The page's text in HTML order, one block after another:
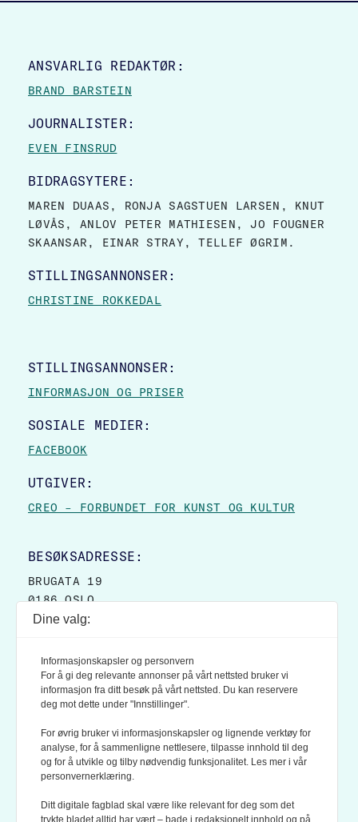
SITE FOOTER
ANSVARLIG REDAKTØR:
BRAND BARSTEIN
JOURNALISTER:
EVEN FINSRUD
BIDRAGSYTERE:
MAREN DUAAS, RONJA SAGSTUEN LARSEN, KNUT
LØVÅS, ANLOV PETER MATHIESEN, JO FOUGNER
SKAANSAR, EINAR STRAY, TELLEF ØGRIM.
STILLINGSANNONSER:
CHRISTINE ROKKEDAL
STILLINGSANNONSER:
INFORMASJON OG PRISER
SOSIALE MEDIER:
FACEBOOK
UTGIVER:
CREO – FORBUNDET FOR KUNST OG KULTUR
BESØKSADRESSE:
BRUGATA 19
0186 OSLO
POSTBOKS 9007 GRØNLAND
0133 OSLO
LES OGSÅ:
KONTEKSTS PERSONVERN-POLICY
Dine valg:
Informasjonskapsler og personvern
For å gi deg relevante annonser på vårt nettsted bruker vi
informasjon fra ditt besøk på vårt nettsted. Du kan reservere
deg mot dette under "Innstillinger".
For øvrig bruker vi informasjonskapsler og lignende verktøy for
analyse, for å sammenligne nettlesere, tilpasse innhold til deg
og for å utvikle og tilby nødvendig funksjonalitet. Les mer i vår
personvernerklæring.
Ditt digitale fagblad skal være like relevant for deg som det
trykte bladet alltid har vært – bade i redaksjonelt innhold og på